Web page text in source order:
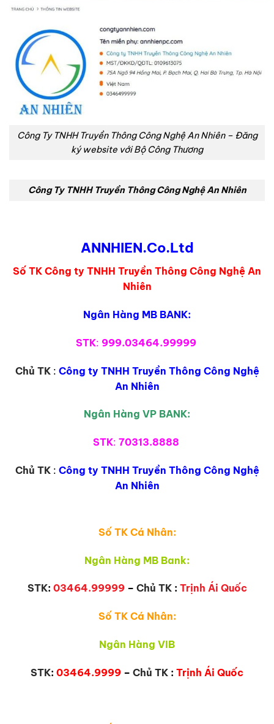
Công Ty TNHH Truyền Thông Công Nghệ An Nhiên – Đăng
ký website với Bộ Công Thương
Công Ty TNHH Truyền Thông Công Nghệ An Nhiên
ANNHIEN.Co.Ltd
Số TK Công ty TNHH Truyền Thông Công Nghệ An
Nhiên
Ngân Hàng MB BANK:
STK: 999.03464.99999
Chủ TK: Công ty TNHH Truyền Thông Công Nghệ
An Nhiên
Ngân Hàng VP BANK:
STK: 70313.8888
Chủ TK: Công ty TNHH Truyền Thông Công Nghệ
An Nhiên
Số TK Cá Nhân:
Ngân Hàng MB Bank:
STK: 03464.99999– Chủ TK: Trịnh Ái Quốc
Số TK Cá Nhân:
Ngân Hàng VIB
STK: 03464.9999 – Chủ TK : Trịnh Ái Quốc